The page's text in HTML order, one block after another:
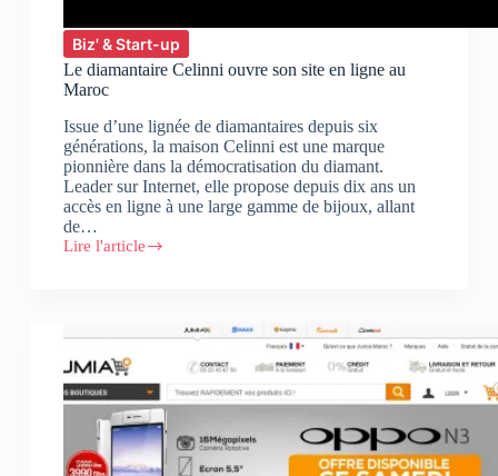
Biz' & Start-up
Le diamantaire Celinni ouvre son site en ligne au
Maroc
Issue d’une lignée de diamantaires depuis six
générations, la maison Celinni est une marque
pionnière dans la démocratisation du diamant.
Leader sur Internet, elle propose depuis dix ans un
accès en ligne à une large gamme de bijoux, allant
de…
Lire l'article
Le
en
ligne
au
Maroc